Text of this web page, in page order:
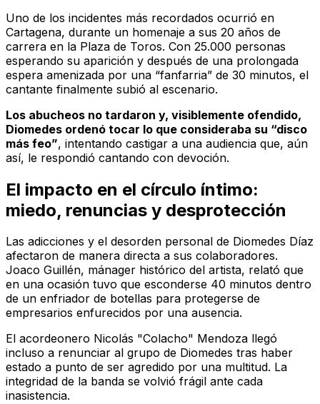
Uno de los incidentes más recordados ocurrió en
Cartagena, durante un homenaje a sus 20 años de
carrera en la Plaza de Toros. Con 25.000 personas
esperando su aparición y después de una prolongada
espera amenizada por una “fanfarria” de 30 minutos, el
cantante finalmente subió al escenario.
Los abucheos no tardaron y, visiblemente ofendido,
Diomedes ordenó tocar lo que consideraba su “disco
más feo”, intentando castigar a una audiencia que, aún
así, le respondió cantando con devoción.
El impacto en el círculo íntimo:
miedo, renuncias y desprotección
Las adicciones y el desorden personal de Diomedes Díaz
afectaron de manera directa a sus colaboradores.
Joaco Guillén, mánager histórico del artista, relató que
en una ocasión tuvo que esconderse 40 minutos dentro
de un enfriador de botellas para protegerse de
empresarios enfurecidos por una ausencia.
El acordeonero Nicolás "Colacho" Mendoza llegó
incluso a renunciar al grupo de Diomedes tras haber
estado a punto de ser agredido por una multitud. La
integridad de la banda se volvió frágil ante cada
inasistencia.